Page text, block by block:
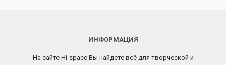
ИНФОРМАЦИЯ
На сайте Hi-space Вы найдете всё для творческой и